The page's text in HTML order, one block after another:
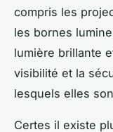
compris les
les bornes
lumière brillante
visibilité et la
lesquels elles
Certes il existe